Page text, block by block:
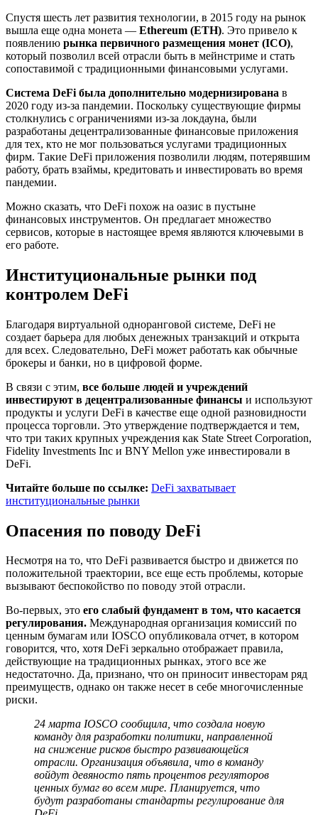
Спустя шесть лет развития технологии, в 2015 году на рынок
вышла еще одна монета — Ethereum (ETH). Это привело к
появлению рынка первичного размещения монет (ICO),
который позволил всей отрасли быть в мейнстриме и стать
сопоставимой с традиционными финансовыми услугами.
Система DeFi была дополнительно модернизирована в
2020 году из-за пандемии. Поскольку существующие фирмы
столкнулись с ограничениями из-за локдауна, были
разработаны децентрализованные финансовые приложения
для тех, кто не мог пользоваться услугами традиционных
фирм. Такие DeFi приложения позволили людям, потерявшим
работу, брать взаймы, кредитовать и инвестировать во время
пандемии.
Можно сказать, что DeFi похож на оазис в пустыне
финансовых инструментов. Он предлагает множество
сервисов, которые в настоящее время являются ключевыми в
его работе.
Институциональные рынки под
контролем DeFi
Благодаря виртуальной одноранговой системе, DeFi не
создает барьера для любых денежных транзакций и открыта
для всех. Следовательно, DeFi может работать как обычные
брокеры и банки, но в цифровой форме.
В связи с этим, все больше людей и учреждений
инвестируют в децентрализованные финансы и используют
продукты и услуги DeFi в качестве еще одной разновидности
процесса торговли. Это утверждение подтверждается и тем,
что три таких крупных учреждения как State Street Corporation,
Fidelity Investments Inc и BNY Mellon уже инвестировали в
DeFi.
Читайте больше по ссылке: DeFi захватывает
институциональные рынки
Опасения по поводу DeFi
Несмотря на то, что DeFi развивается быстро и движется по
положительной траектории, все еще есть проблемы, которые
вызывают беспокойство по поводу этой отрасли.
Во-первых, это его слабый фундамент в том, что касается
регулирования. Международная организация комиссий по
ценным бумагам или IOSCO опубликовала отчет, в котором
говорится, что, хотя DeFi зеркально отображает правила,
действующие на традиционных рынках, этого все же
недостаточно. Да, признано, что он приносит инвесторам ряд
преимуществ, однако он также несет в себе многочисленные
риски.
24 марта IOSCO сообщила, что создала новую
команду для разработки политики, направленной
на снижение рисков быстро развивающейся
отрасли. Организация объявила, что в команду
войдут девяносто пять процентов регуляторов
ценных бумаг во всем мире. Планируется, что
будут разработаны стандарты регулирование для